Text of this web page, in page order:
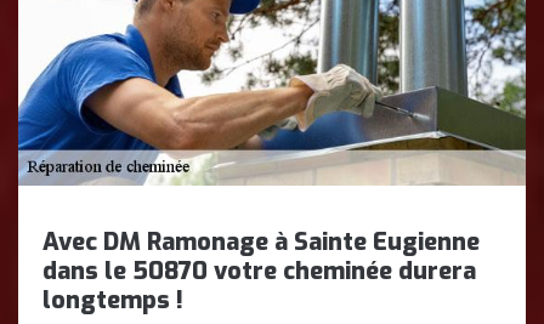
Avec DM Ramonage à Sainte Eugienne
dans le 50870 votre cheminée durera
longtemps !